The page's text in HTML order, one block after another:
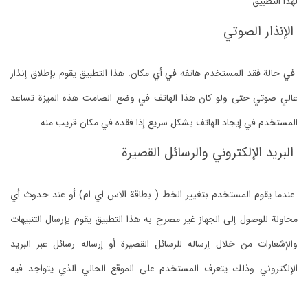
الإنذار الصوتي
في حالة فقد المستخدم هاتفه في أي مكان. هذا التطبيق يقوم بإطلاق إنذار
عالي صوتي حتى ولو كان هذا الهاتف في وضع الصامت هذه الميزة تساعد
المستخدم في إيجاد الهاتف بشكل سريع إذا فقده في مكان قريب منه
البريد الإلكتروني والرسائل القصيرة
عندما يقوم المستخدم بتغيير الخط ( بطاقة الاس اي ام) أو عند حدوث أي
محاولة للوصول إلى الجهاز غير مصرح به هذا التطبيق يقوم بإرسال التنبيهات
والإشعارات من خلال إرساله للرسائل القصيرة أو إرساله رسائل عبر البريد
الإلكتروني وذلك يتعرف المستخدم على الموقع الحالي الذي يتواجد فيه